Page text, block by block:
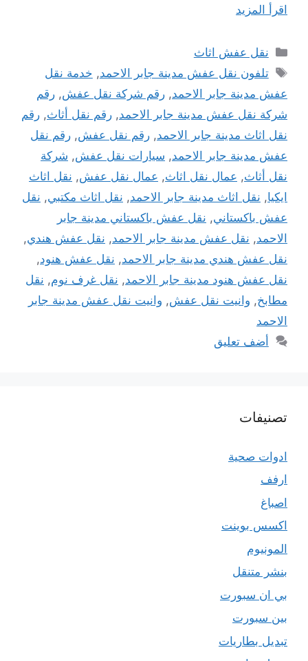
اقرأ المزيد
التصنيفات
نقل عفش اثاث
الوسوم
تلفون نقل عفش مدينة جابر الاحمد, خدمة نقل
عفش مدينة جابر الاحمد, رقم شركة نقل عفش, رقم
شركة نقل عفش مدينة جابر الاحمد, رقم نقل أثاث, رقم
نقل اثاث مدينة جابر الاحمد, رقم نقل عفش, رقم نقل
عفش مدينة جابر الاحمد, سيارات نقل عفش, شركة
نقل أثاث, عمال نقل اثاث, عمال نقل عفش, نقل اثاث
ايكيا, نقل اثاث مدينة جابر الاحمد, نقل اثاث مكتبي, نقل
عفش باكستاني, نقل عفش باكستاني مدينة جابر
الاحمد, نقل عفش مدينة جابر الاحمد, نقل عفش هندي,
نقل عفش هندي مدينة جابر الاحمد, نقل عفش هنود,
نقل عفش هنود مدينة جابر الاحمد, نقل غرف نوم, نقل
مطابخ, وانيت نقل عفش, وانيت نقل عفش مدينة جابر
الاحمد
أضف تعليق
تصنيفات
ادوات صحية
ارفف
اصباغ
اكسس بوينت
المونيوم
بنشر متنقل
بي ان سبورت
بين سبورت
تبديل بطاريات